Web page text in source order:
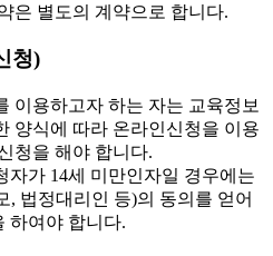
은 별도의 계약으로 합니다.
청)
이용하고자 하는 자는 교육정보
양식에 따라 온라인신청을 이용
청을 해야 합니다.
가 14세 미만인자일 경우에는
, 법정대리인 등)의 동의를 얻어
하여야 합니다.